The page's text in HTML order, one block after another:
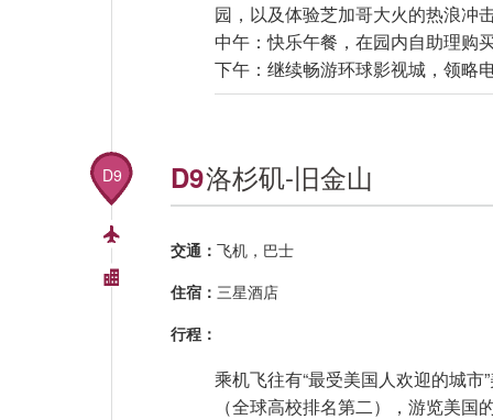
园，以及体验芝加哥大火的热浪冲
中午：快乐午餐，在园内自助理购
下午：继续畅游环球影视城，领略
D9 D9洛杉矶-旧金山
交通： 飞机，巴士
住宿： 三星酒店
行程：
乘机飞往有“最受美国人欢迎的城
（全球高校排名第二），游览美